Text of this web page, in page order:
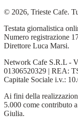
© 2026, Trieste Cafe.
Testata giornalistica
Numero registrazione
Direttore Luca Marsi.
Network Cafe S.R.L -
01306520329 | REA:
Capitale Sociale i.v.:
Ai fini della
5.000 come contributo
Giulia.